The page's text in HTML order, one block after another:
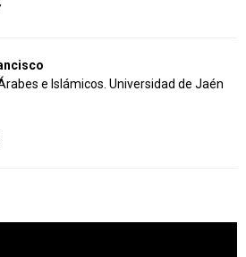
e Islámicos. Universidad de Jaén